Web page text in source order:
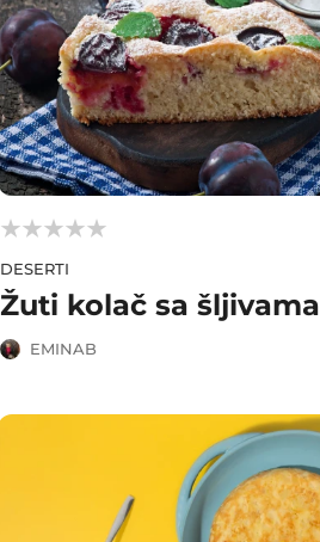



DESERTI
Žuti kolač sa šljivama
EMINAB